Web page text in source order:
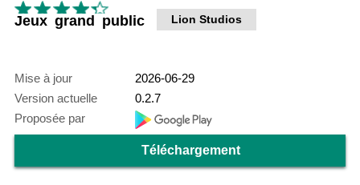
Jeux grand public Lion Studios
Mise à jour
2026-06-29
Version actuelle
0.2.7
Proposée par
Téléchargement